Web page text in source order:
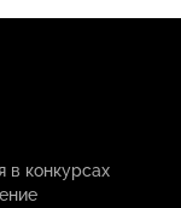
в конкурсах